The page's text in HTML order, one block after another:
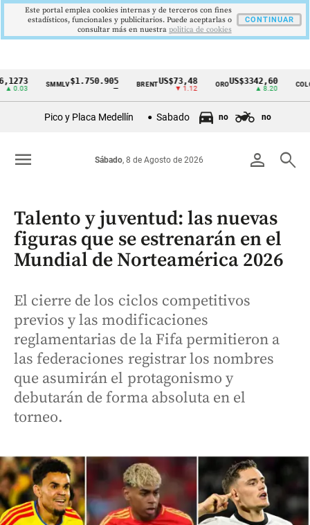
Cintillo
Colombia
SMMLV $1.750.905 BRENT US$73,48
▼ 1.12
ORO US$3342,60 COLCAP
Pico y Placa Medellín Sabado no no
person search
Sábado, 8 de Agosto de 2026
menu
Talento y juventud: las nuevas
figuras que se estrenarán en el
Mundial de Norteamérica 2026
El cierre de los ciclos competitivos
previos y las modificaciones
reglamentarias de la Fifa permitieron a
las federaciones registrar los nombres
que asumirán el protagonismo y
debutarán de forma absoluta en el
torneo.
Este portal emplea cookies internas y de terceros con fines
estadísticos, funcionales y publicitarios. Puede aceptarlas o
consultar más en nuestra politica de cookies
CONTINUAR